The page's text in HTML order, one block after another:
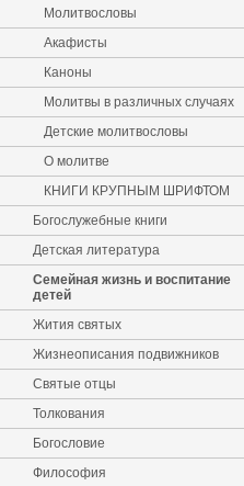
Молитвословы
Акафисты
Каноны
Молитвы в различных случаях
Детские молитвословы
О молитве
КНИГИ КРУПНЫМ ШРИФТОМ
Богослужебные книги
Детская литература
Семейная жизнь и воспитание
детей
Жития святых
Жизнеописания подвижников
Святые отцы
Толкования
Богословие
Философия